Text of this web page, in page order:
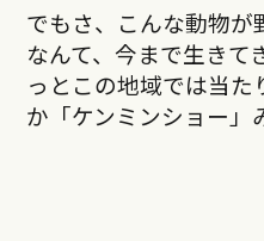
でもさ、こんな動物が
なんて、今まで生きて
っとこの地域では当
か「ケンミンショー」